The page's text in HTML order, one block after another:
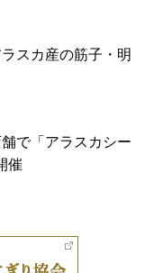
スカ産の筋子・明
で「アラスカシー
催